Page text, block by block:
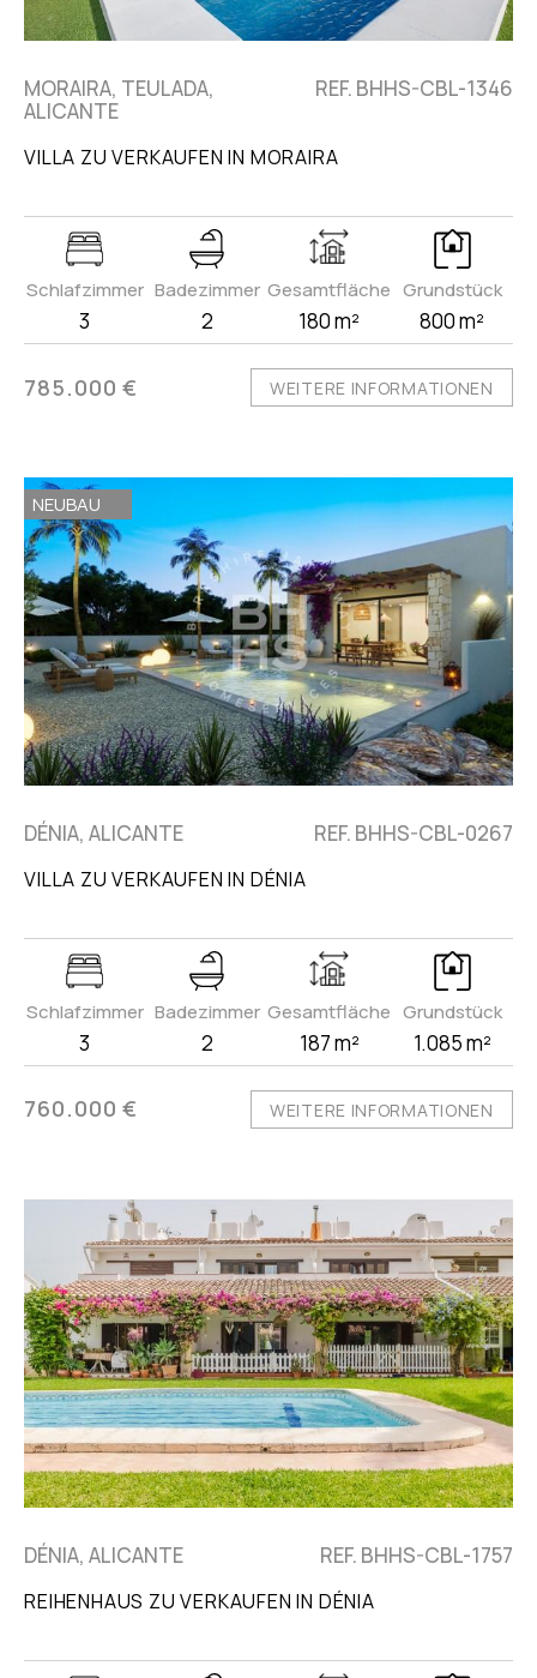
MORAIRA, TEULADA,
ALICANTE
REF. BHHS-CBL-1346
VILLA ZU VERKAUFEN IN MORAIRA
Schlafzimmer
3
Badezimmer
2
Gesamtfläche
180 m²
Grundstück
800 m²
785.000 € WEITERE INFORMATIONEN
NEUBAU
DÉNIA, ALICANTE REF. BHHS-CBL-0267
VILLA ZU VERKAUFEN IN DÉNIA
Schlafzimmer
3
Badezimmer
2
Gesamtfläche
187 m²
Grundstück
1.085 m²
760.000 € WEITERE INFORMATIONEN
DÉNIA, ALICANTE REF. BHHS-CBL-1757
REIHENHAUS ZU VERKAUFEN IN DÉNIA